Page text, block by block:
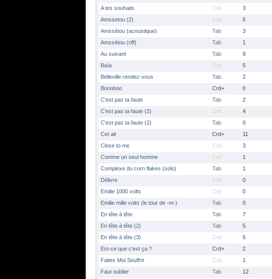
A tes souhaits
Crd 3
Amssetou (2)
Crd 5
Amssétou (acoustique)
Tab 3
Amssétou (riff)
Tab 1
Au suivant
Tab 9
Baïa
Crd 5
Belleville rendez-vous
Tab 2
Bonoboo
Crd+ 0
C'est pas ta faute
Tab 2
C'est pas ta faute (2)
Crd 4
C'est pas ta faute (2)
Tab 0
Cet air
Crd+ 11
Close to me
Crd 3
Comme un seul homme
Crd 1
Complexe du corn flakes (solo)
Tab 1
Délivre
Crd 0
Emilie 1000 volts
Crd 0
Emilie mille volts (le tour de -m-)
Tab 0
En tête à tête
Tab 7
En tête à tête (2)
Tab 5
En tête à tête (3)
Crd 5
Est-ce que c'est ça ?
Crd+ 2
Faites Moi Souffrir
Crd 1
Faut oublier
Tab 12